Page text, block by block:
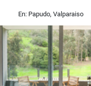
En: Papudo, Valparaiso